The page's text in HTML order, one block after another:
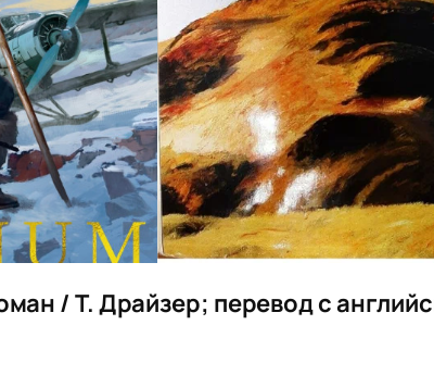
/ Т. Драйзер; переводс англ